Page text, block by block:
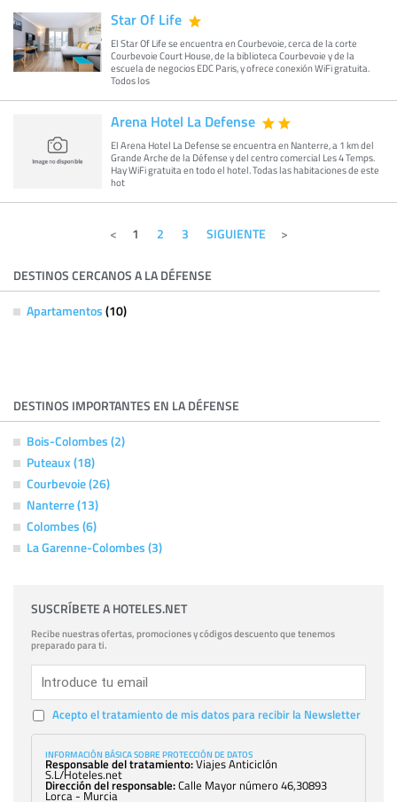
Star Of Life
El Star Of Life se encuentra en Courbevoie, cerca de la corte
Courbevoie Court House, de la biblioteca Courbevoie y de la
escuela de negocios EDC Paris, y ofrece conexión WiFi gratuita.
Todos los
Arena Hotel La Defense
El Arena Hotel La Defense se encuentra en Nanterre, a 1 km del
Grande Arche de la Défense y del centro comercial Les 4 Temps.
Hay WiFi gratuita en todo el hotel. Todas las habitaciones de este
hot
1 2 3 SIGUIENTE
DESTINOS CERCANOS A LA DÉFENSE
Apartamentos (10)
DESTINOS IMPORTANTES EN LA DÉFENSE
Bois-Colombes (2)
Puteaux (18)
Courbevoie (26)
Nanterre (13)
Colombes (6)
La Garenne-Colombes (3)
SUSCRÍBETE A HOTELES.NET
Recibe nuestras ofertas, promociones y códigos descuento que tenemos
preparado para ti.
Acepto el tratamiento de mis datos para recibir la Newsletter
INFORMACIÓN BÁSICA SOBRE PROTECCIÓN DE DATOS
Responsable del tratamiento:Viajes Anticiclón
S.L/Hoteles.net
Dirección del responsable:Calle Mayor número 46,30893
Lorca - Murcia